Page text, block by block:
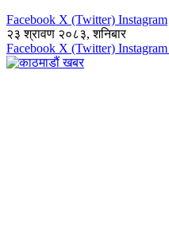
Facebook X (Twitter) Instagram
२३ श्रावण २०८३, शनिबार
Facebook X (Twitter) Instagram